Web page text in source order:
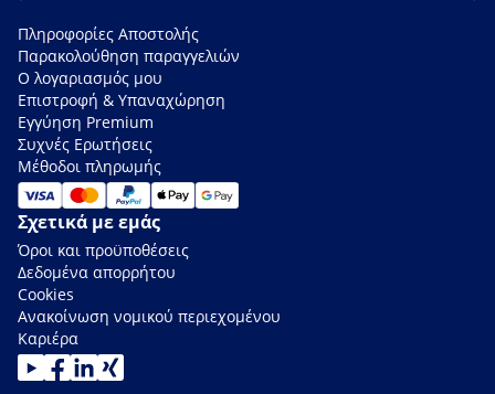
Πληροφορίες Αποστολής
Παρακολούθηση παραγγελιών
Ο λογαριασμός μου
Επιστροφή & Υπαναχώρηση
Εγγύηση Premium
Συχνές Ερωτήσεις
Μέθοδοι πληρωμής
Σχετικά με εμάς
Όροι και προϋποθέσεις
Δεδομένα απορρήτου
Cookies
Ανακοίνωση νομικού περιεχομένου
Καριέρα